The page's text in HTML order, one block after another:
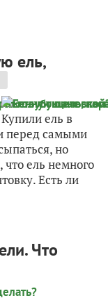
ель,
ель в
перед самыми
но
что ель немного
Есть ли
Что